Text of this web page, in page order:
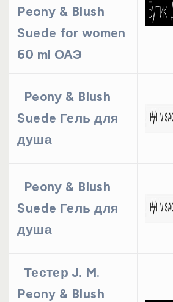
Peony & Blush
Suede for women
60 ml ОАЭ
Peony & Blush
Suede Гель для
душа
Peony & Blush
Suede Гель для
душа
Тестер J. M.
Peony & Blush